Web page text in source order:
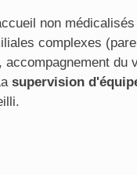
non
iliales complexes
accompagnement du
supervision